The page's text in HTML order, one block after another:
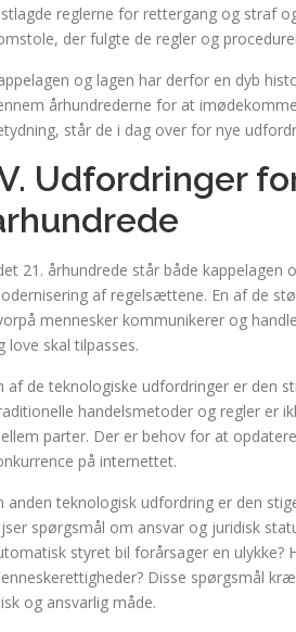
reglerne for rettergang og straf
der fulgte de regler og
og lagen har derfor en dyb
århundrederne for at
står de i dag over for nye
Udfordringer
21. århundrede står både
af regelsættene. En af de
mennesker kommunikerer og
love skal tilpasses.
af de teknologiske udfordringer er den
handelsmetoder og regler er
parter. Der er behov for at
på internettet.
anden teknologisk udfordring er den
spørgsmål om ansvar og juridisk
styret bil forårsager en ulykke?
Disse spørgsmål
og ansvarlig måde.